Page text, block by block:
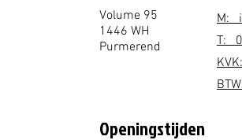
Volume 95
1446 WH
Purmerend
M:
T:
Openingstijden